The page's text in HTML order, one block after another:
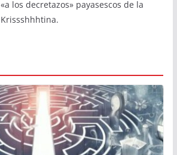
«a los decretazos» payasescos de la
Krissshhhtina.